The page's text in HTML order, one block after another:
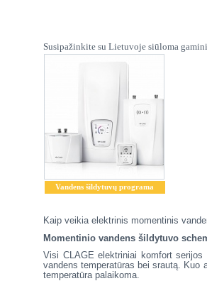
Susipažinkite su Lietuvoje siūloma
Vandens šildytuvų programa
Kaip veikia elektrinis momentinis
Momentinio vandens šildytuvo
Visi CLAGE elektriniai komfort
vandens temperatūras bei srautą.
temperatūra palaikoma.